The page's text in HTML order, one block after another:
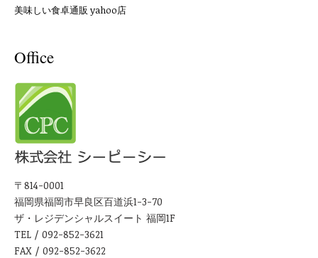
美味しい食卓通販 yahoo店
Office
〒814-0001
福岡県福岡市早良区百道浜1-3-70
ザ・レジデンシャルスイート 福岡1F
TEL / 092-852-3621
FAX / 092-852-3622